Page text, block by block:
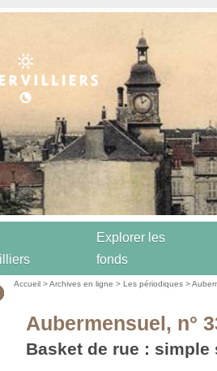
Explorer les
fonds
Accueil >Archives en ligne >Les périodiques >
Aubermensuel, n°
Basket de rue :